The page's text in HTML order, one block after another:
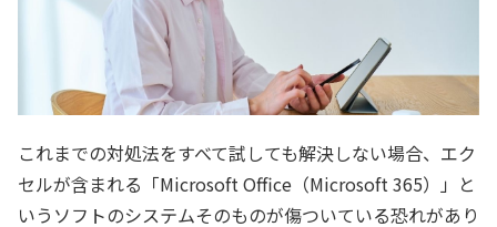
これまでの対処法をすべて試しても解決しない場合、エク
セルが含まれる「Microsoft Office（Microsoft 365）」と
いうソフトのシステムそのものが傷ついている恐れがあり